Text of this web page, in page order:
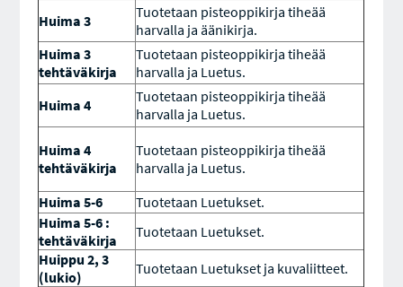
Huima 3
Tuotetaan pisteoppikirja tiheää
harvalla ja äänikirja.
Huima 3
tehtäväkirja
Tuotetaan pisteoppikirja tiheää
harvalla ja Luetus.
Huima 4
Tuotetaan pisteoppikirja tiheää
harvalla ja Luetus.
Huima 4
tehtäväkirja
Tuotetaan pisteoppikirja tiheää
harvalla ja Luetus.
Huima 5-6
Tuotetaan Luetukset.
Huima 5-6 :
tehtäväkirja
Tuotetaan Luetukset.
Huippu 2, 3
(lukio)
Tuotetaan Luetukset ja kuvaliitteet.